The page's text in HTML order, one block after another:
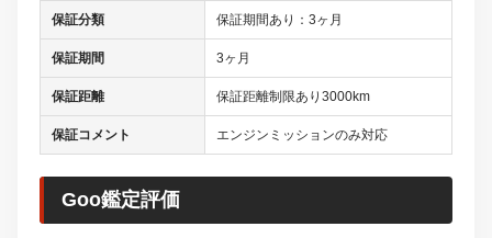
保証分類 保証期間あり：3ヶ月
保証期間 3ヶ月
保証距離 保証距離制限あり3000km
保証コメント エンジンミッションのみ対応
Goo鑑定評価